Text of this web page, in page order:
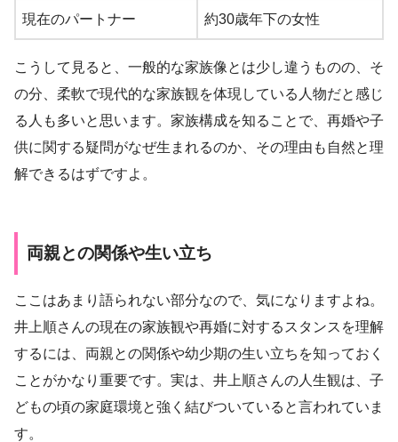
現在のパートナー 約30歳年下の女性
こうして見ると、一般的な家族像とは少し違うものの、そ
の分、柔軟で現代的な家族観を体現している人物だと感じ
る人も多いと思います。家族構成を知ることで、再婚や子
供に関する疑問がなぜ生まれるのか、その理由も自然と理
解できるはずですよ。
両親との関係や生い立ち
ここはあまり語られない部分なので、気になりますよね。
井上順さんの現在の家族観や再婚に対するスタンスを理解
するには、両親との関係や幼少期の生い立ちを知っておく
ことがかなり重要です。実は、井上順さんの人生観は、子
どもの頃の家庭環境と強く結びついていると言われていま
す。